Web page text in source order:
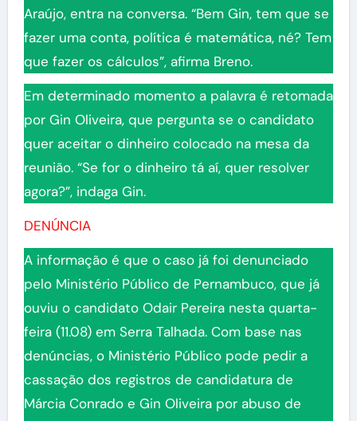
Araújo, entra na conversa. “Bem Gin, tem que se
fazer uma conta, política é matemática, né? Tem
que fazer os cálculos”, afirma Breno.
Em determinado momento a palavra é retomada
por Gin Oliveira, que pergunta se o candidato
quer aceitar o dinheiro colocado na mesa da
reunião. “Se for o dinheiro tá aí, quer resolver
agora?”, indaga Gin.
DENÚNCIA
A informação é que o caso já foi denunciado
pelo Ministério Público de Pernambuco, que já
ouviu o candidato Odair Pereira nesta quarta-
feira (11.08) em Serra Talhada. Com base nas
denúncias, o Ministério Público pode pedir a
cassação dos registros de candidatura de
Márcia Conrado e Gin Oliveira por abuso de